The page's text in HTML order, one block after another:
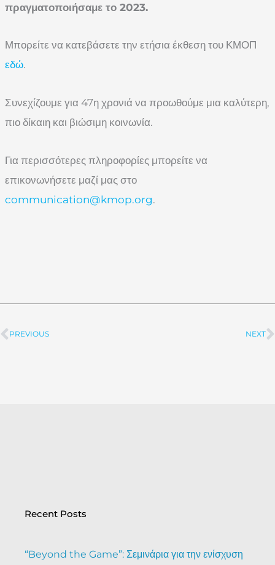
πραγματοποιήσαμε το 2023.
Μπορείτε να κατεβάσετε την ετήσια έκθεση του ΚΜΟΠ
εδώ.
Συνεχίζουμε για 47η χρονιά να προωθούμε μια καλύτερη,
πιο δίκαιη και βιώσιμη κοινωνία.
Για περισσότερες πληροφορίες μπορείτε να
επικονωνήσετε μαζί μας στο
communication@kmop.org.
Prev
PREVIOUS NEXT
Recent Posts
“Beyond the Game”: Σεμινάρια για την ενίσχυση